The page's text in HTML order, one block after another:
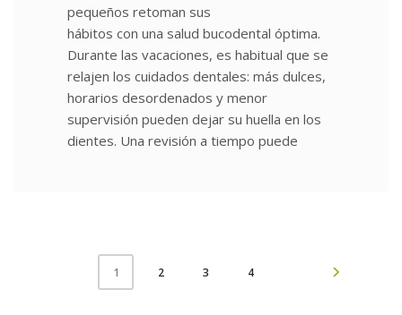
pequeños retoman sus
hábitos con una salud bucodental óptima.
Durante las vacaciones, es habitual que se
relajen los cuidados dentales: más dulces,
horarios desordenados y menor
supervisión pueden dejar su huella en los
dientes. Una revisión a tiempo puede
1 2 3 4